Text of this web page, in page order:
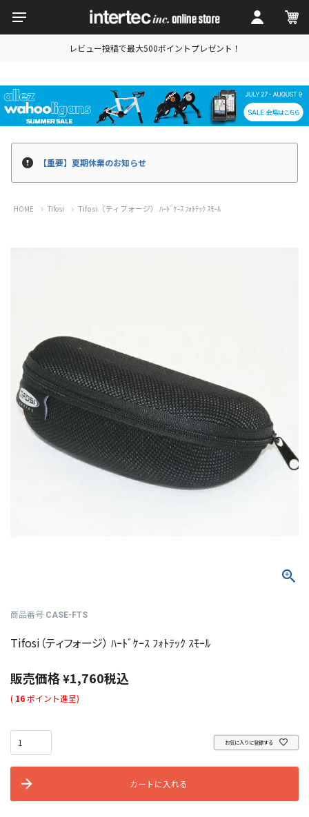
レビュー投稿で最大500ポイントプレゼント！
【重要】夏期休業のお知らせ
HOME Tifosi Tifosi（ティフォージ） ﾊｰﾄﾞｹｰｽ ﾌｫﾄﾃｯｸ ｽﾓｰﾙ
商品番号 CASE-FTS
Tifosi（ティフォージ） ﾊｰﾄﾞｹｰｽ ﾌｫﾄﾃｯｸ ｽﾓｰﾙ
販売価格¥1,760税込
( 16ポイント進呈)
お気に入りに登録する
カートに入れる